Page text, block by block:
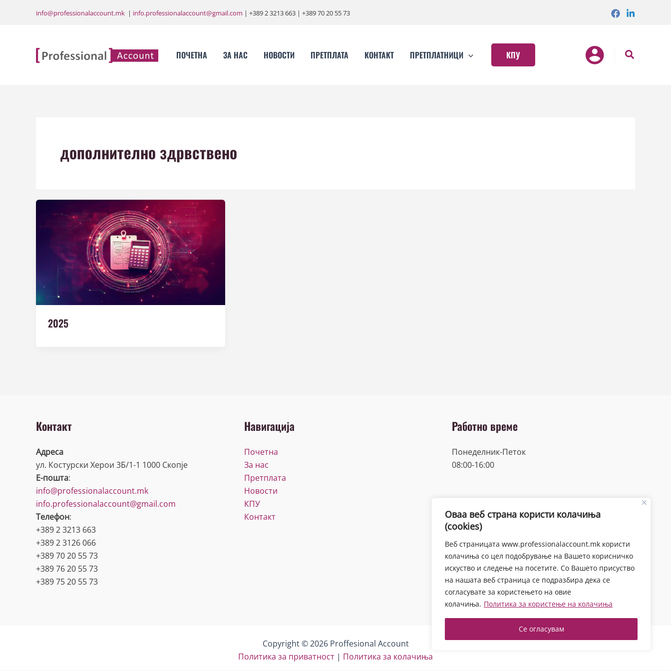
Оваа веб страна користи колачиња
(cookies)
Веб страницата www.professionalaccount.mk користи
колачиња со цел подобрување на Вашето корисничко
искуство и следење на посетите. Со Вашето присуство
на нашата веб страница се подразбира дека се
согласувате за користењето на овие
колачиња. Политика за користење на колачиња
Се огласувам
info@professionalaccount.mk | info.professionalaccount@gmail.com | +389 2 3213 663 | +389 70 20 55 73
ПОЧЕТНА ЗА НАС НОВОСТИ ПРЕТПЛАТА КОНТАКТ ПРЕТПЛАТНИЦИ КПУ
дополнително здрвствено
2025
Контакт
Адреса
ул. Костурски Херои 3Б/1-1 1000 Скопје
Е-пошта:
info@professionalaccount.mk
info.professionalaccount@gmail.com
Телефон:
+389 2 3213 663
+389 2 3126 066
+389 70 20 55 73
+389 76 20 55 73
+389 75 20 55 73
Навигација
Почетна
За нас
Претплата
Новости
КПУ
Контакт
Работно време
Понеделник-Петок
08:00-16:00
Copyright © 2026 Proffesional Account
Политика за приватност | Политика за колачиња